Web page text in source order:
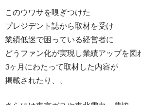
このウワサを嗅ぎつけた
プレジデント誌から取材を受け
業績低迷で困っている経営者に
どうファン化が実現し業績アップを図
3ヶ月にわたって取材した内容が
掲載されたり、、